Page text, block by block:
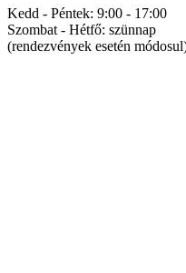
Kedd - Péntek: 9:00 - 17:00
Szombat - Hétfő: szünnap
(rendezvények esetén